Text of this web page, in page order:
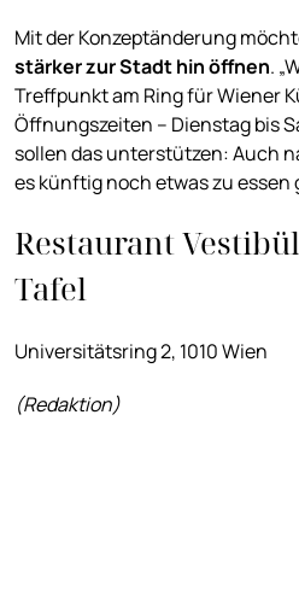
Mit der Konzeptänderung
stärker zur Stadt hin öffnen.
Treffpunkt am Ring für Wiener
Öffnungszeiten – Dienstag bis
sollen das unterstützen: Auch
es künftig noch etwas zu essen
Restaurant
Tafel
Universitätsring 2, 1010 Wien
(Redaktion)